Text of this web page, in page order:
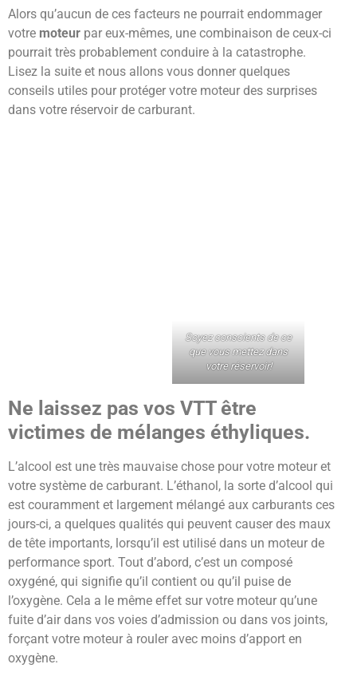
Alors qu’aucun de ces facteurs ne pourrait endommager
votre moteur par eux-mêmes, une combinaison de ceux-ci
pourrait très probablement conduire à la catastrophe.
Lisez la suite et nous allons vous donner quelques
conseils utiles pour protéger votre moteur des surprises
dans votre réservoir de carburant.
Soyez conscients de ce
que vous mettez dans
votre réservoir!
Ne laissez pas vos VTT être
victimes de mélanges éthyliques.
L’alcool est une très mauvaise chose pour votre moteur et
votre système de carburant. L’éthanol, la sorte d’alcool qui
est couramment et largement mélangé aux carburants ces
jours-ci, a quelques qualités qui peuvent causer des maux
de tête importants, lorsqu’il est utilisé dans un moteur de
performance sport. Tout d’abord, c’est un composé
oxygéné, qui signifie qu’il contient ou qu’il puise de
l’oxygène. Cela a le même effet sur votre moteur qu’une
fuite d’air dans vos voies d’admission ou dans vos joints,
forçant votre moteur à rouler avec moins d’apport en
oxygène.